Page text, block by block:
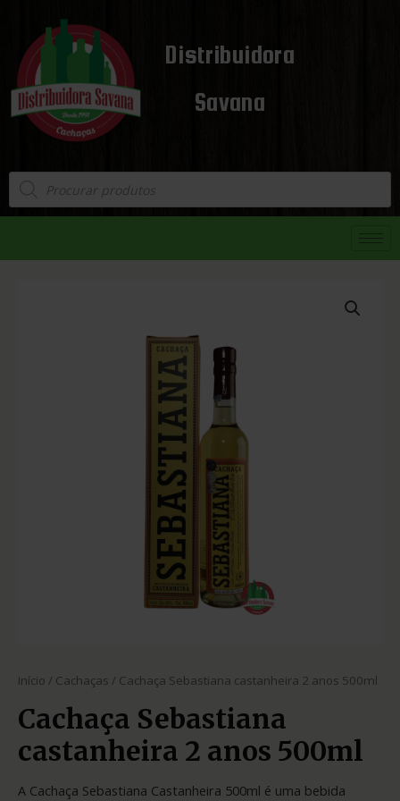
Distribuidora
Savana
Início / Cachaças / Cachaça Sebastiana castanheira 2 anos 500ml
Cachaça Sebastiana
castanheira 2 anos 500ml
A Cachaça Sebastiana Castanheira 500ml é uma bebida